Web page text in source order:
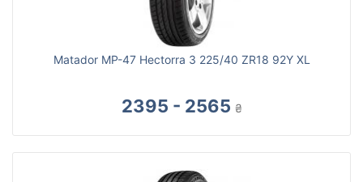
Matador MP-47 Hectorra 3 225/40 ZR18 92Y XL
2395 - 2565 ₴